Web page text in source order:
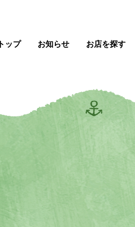
トップ お知らせ お店を探す